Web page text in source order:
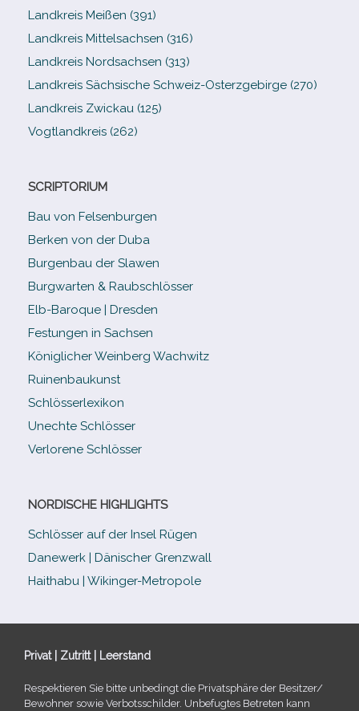
Landkreis Meißen (391)
Landkreis Mittelsachsen (316)
Landkreis Nordsachsen (313)
Landkreis Sächsische Schweiz-​Osterzgebirge (270)
Landkreis Zwickau (125)
Vogtlandkreis (262)
SCRIPTORIUM
Bau von Felsenburgen
Berken von der Duba
Burgenbau der Slawen
Burgwarten & Raubschlösser
Elb-​Baroque | Dresden
Festungen in Sachsen
Königlicher Weinberg Wachwitz
Ruinenbaukunst
Schlösserlexikon
Unechte Schlösser
Verlorene Schlösser
NORDISCHE HIGHLIGHTS
Schlösser auf der Insel Rügen
Danewerk | Dänischer Grenzwall
Haithabu | Wikinger-Metropole
Privat | Zutritt | Leerstand
Respektieren Sie bitte unbe­dingt die Privatsphäre der Besitzer/​
Bewohner sowie Verbotsschilder. Unbefugtes Betreten kann